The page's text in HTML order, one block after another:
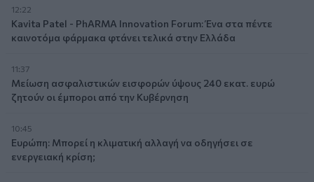
12:22
Kavita Patel - PhARMA Innovation Forum: Ένα στα πέντε
καινοτόμα φάρμακα φτάνει τελικά στην Ελλάδα
11:37
Μείωση ασφαλιστικών εισφορών ύψους 240 εκατ. ευρώ
ζητούν οι έμποροι από την Κυβέρνηση
10:45
Ευρώπη: Μπορεί η κλιματική αλλαγή να οδηγήσει σε
ενεργειακή κρίση;